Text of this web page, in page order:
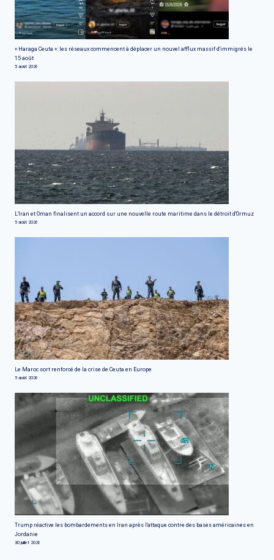
« Haraga Ceuta »: les réseaux commencent à déplacer un nouvel afflux massif d'immigrés le
15 août
5 août 2026
L'Iran et Oman finalisent un accord sur une nouvelle route maritime dans le détroit d'Ormuz
5 août 2026
Le Maroc sort renforcé de la crise de Ceuta en Europe
5 août 2026
Trump réactive les bombardements en Iran après l'attaque contre des bases américaines en
Jordanie
30 juillet 2026